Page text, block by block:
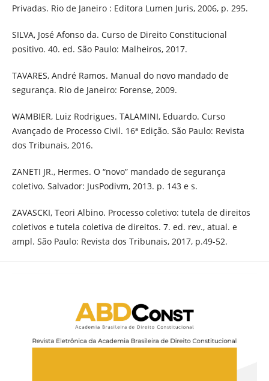
Privadas. Rio de Janeiro : Editora Lumen Juris, 2006, p. 295.
SILVA, José Afonso da. Curso de Direito Constitucional
positivo. 40. ed. São Paulo: Malheiros, 2017.
TAVARES, André Ramos. Manual do novo mandado de
segurança. Rio de Janeiro: Forense, 2009.
WAMBIER, Luiz Rodrigues. TALAMINI, Eduardo. Curso
Avançado de Processo Civil. 16ª Edição. São Paulo: Revista
dos Tribunais, 2016.
ZANETI JR., Hermes. O “novo” mandado de segurança
coletivo. Salvador: JusPodivm, 2013. p. 143 e s.
ZAVASCKI, Teori Albino. Processo coletivo: tutela de direitos
coletivos e tutela coletiva de direitos. 7. ed. rev., atual. e
ampl. São Paulo: Revista dos Tribunais, 2017, p.49-52.